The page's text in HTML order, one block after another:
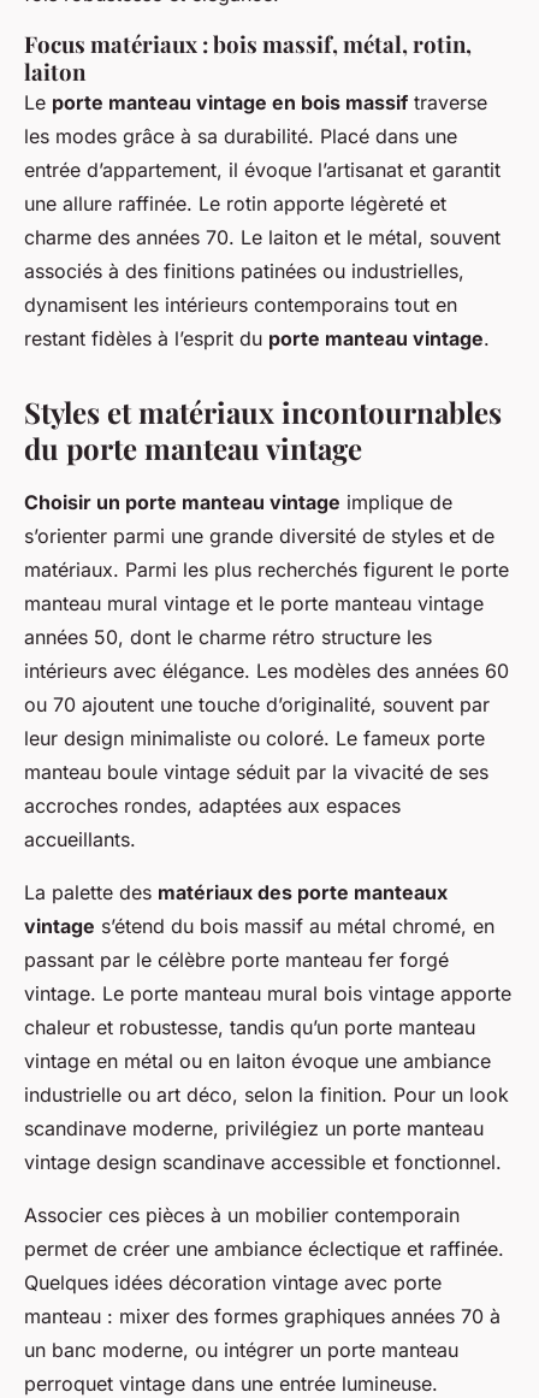
Focus matériaux : bois massif, métal, rotin,
laiton
Le porte manteau vintage en bois massif traverse
les modes grâce à sa durabilité. Placé dans une
entrée d’appartement, il évoque l’artisanat et garantit
une allure raffinée. Le rotin apporte légèreté et
charme des années 70. Le laiton et le métal, souvent
associés à des finitions patinées ou industrielles,
dynamisent les intérieurs contemporains tout en
restant fidèles à l’esprit du porte manteau vintage.
Styles et matériaux incontournables
du porte manteau vintage
Choisir un porte manteau vintage implique de
s’orienter parmi une grande diversité de styles et de
matériaux. Parmi les plus recherchés figurent le porte
manteau mural vintage et le porte manteau vintage
années 50, dont le charme rétro structure les
intérieurs avec élégance. Les modèles des années 60
ou 70 ajoutent une touche d’originalité, souvent par
leur design minimaliste ou coloré. Le fameux porte
manteau boule vintage séduit par la vivacité de ses
accroches rondes, adaptées aux espaces
accueillants.
La palette des matériaux des porte manteaux
vintage s’étend du bois massif au métal chromé, en
passant par le célèbre porte manteau fer forgé
vintage. Le porte manteau mural bois vintage apporte
chaleur et robustesse, tandis qu’un porte manteau
vintage en métal ou en laiton évoque une ambiance
industrielle ou art déco, selon la finition. Pour un look
scandinave moderne, privilégiez un porte manteau
vintage design scandinave accessible et fonctionnel.
Associer ces pièces à un mobilier contemporain
permet de créer une ambiance éclectique et raffinée.
Quelques idées décoration vintage avec porte
manteau : mixer des formes graphiques années 70 à
un banc moderne, ou intégrer un porte manteau
perroquet vintage dans une entrée lumineuse.